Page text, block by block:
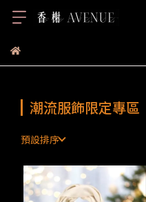
潮流服飾限定專區
預設排序